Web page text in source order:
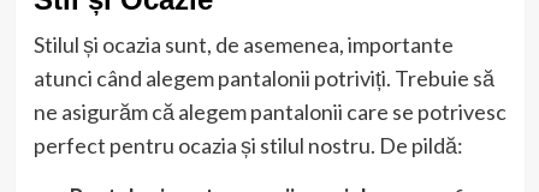
Stilul și ocazia sunt, de asemenea, importante
atunci când alegem pantalonii potriviți. Trebuie să
ne asigurăm că alegem pantalonii care se potrivesc
perfect pentru ocazia și stilul nostru. De pildă: